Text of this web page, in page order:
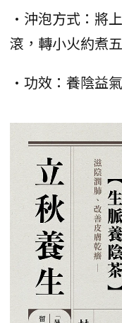
•沖泡方式：將
滾，轉小火約煮
•功效：養陰益